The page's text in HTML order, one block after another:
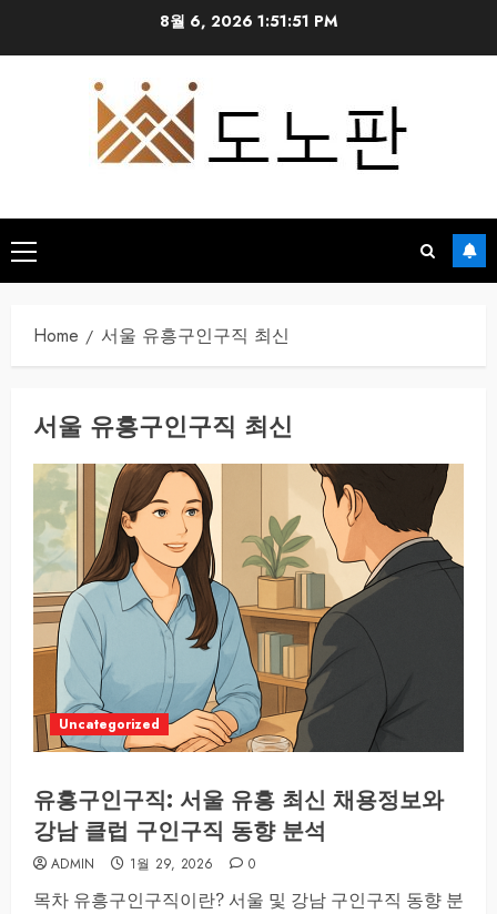
8월 6, 2026 1:51:52 PM
Primary
Menu
Home 서울 유흥구인구직 최신
서울 유흥구인구직 최신
Uncategorized
유흥구인구직: 서울 유흥 최신 채용정보와
강남 클럽 구인구직 동향 분석
ADMIN 1월 29, 2026 0
목차 유흥구인구직이란? 서울 및 강남 구인구직 동향 분